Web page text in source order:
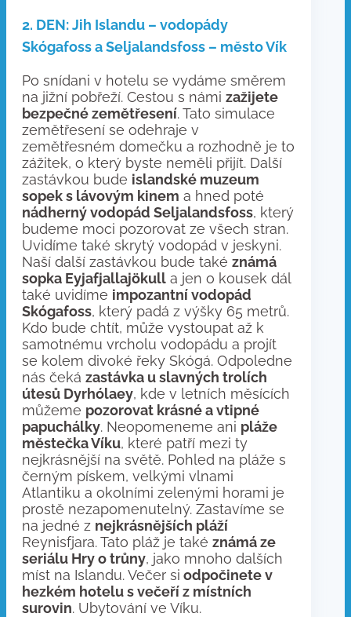
2. DEN: Jih Islandu – vodopády
Skógafoss a Seljalandsfoss – město Vík
Po snídani v hotelu se vydáme směrem
na jižní pobřeží. Cestou s námi zažijete
bezpečné zemětřesení. Tato simulace
zemětřesení se odehraje v
zemětřesném domečku a rozhodně je to
zážitek, o který byste neměli přijít. Další
zastávkou bude islandské muzeum
sopek s lávovým kinem a hned poté
nádherný vodopád Seljalandsfoss, který
budeme moci pozorovat ze všech stran.
Uvidíme také skrytý vodopád v jeskyni.
Naší další zastávkou bude také známá
sopka Eyjafjallajökull a jen o kousek dál
také uvidíme impozantní vodopád
Skógafoss, který padá z výšky 65 metrů.
Kdo bude chtít, může vystoupat až k
samotnému vrcholu vodopádu a projít
se kolem divoké řeky Skógá. Odpoledne
nás čeká zastávka u slavných trolích
útesů Dyrhólaey, kde v letních měsících
můžeme pozorovat krásné a vtipné
papuchálky. Neopomeneme ani pláže
městečka Víku, které patří mezi ty
nejkrásnější na světě. Pohled na pláže s
černým pískem, velkými vlnami
Atlantiku a okolními zelenými horami je
prostě nezapomenutelný. Zastavíme se
na jedné z nejkrásnějších pláží
Reynisfjara. Tato pláž je také známá ze
seriálu Hry o trůny, jako mnoho dalších
míst na Islandu. Večer si odpočinete v
hezkém hotelu s večeří z místních
surovin. Ubytování ve Víku.